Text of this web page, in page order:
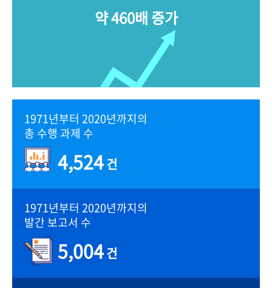
약 460배 증가
1971년부터 2020년까지의
총 수행 과제 수
4,524건
1971년부터 2020년까지의
발간 보고서 수
5,004건